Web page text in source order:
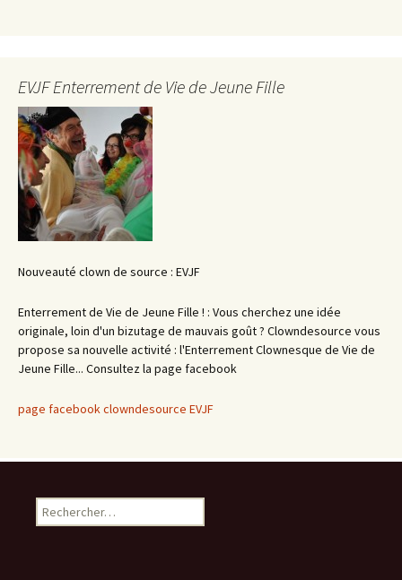
EVJF Enterrement de Vie de Jeune Fille
Nouveauté clown de source : EVJF
Enterrement de Vie de Jeune Fille ! : Vous cherchez une idée
originale, loin d'un bizutage de mauvais goût ? Clowndesource vous
propose sa nouvelle activité : l'Enterrement Clownesque de Vie de
Jeune Fille... Consultez la page facebook
page facebook clowndesource EVJF
Rechercher :